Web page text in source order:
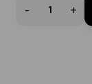
- +